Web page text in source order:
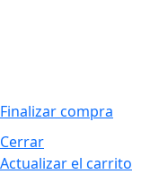
Finalizar compra
Cerrar
Actualizar el carrito